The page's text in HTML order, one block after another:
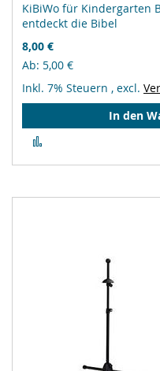
KiBiWo für Kindergarten
entdeckt die Bibel
8,00 €
Ab 5,00 €
Inkl. 7% Steuern , excl.
In den
hinzufügen